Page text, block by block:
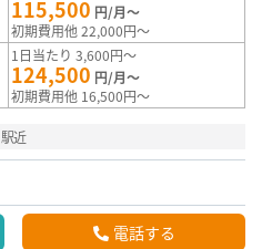
115,500 円/月～
初期費用他 22,000円～
1日当たり 3,600円～
124,500 円/月～
初期費用他 16,500円～
駅近
電話する